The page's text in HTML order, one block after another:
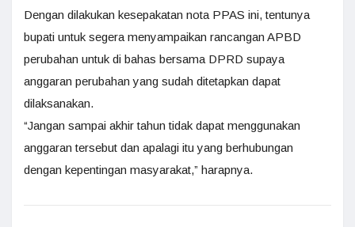
Dengan dilakukan kesepakatan nota PPAS ini, tentunya
bupati untuk segera menyampaikan rancangan APBD
perubahan untuk di bahas bersama DPRD supaya
anggaran perubahan yang sudah ditetapkan dapat
dilaksanakan.
“Jangan sampai akhir tahun tidak dapat menggunakan
anggaran tersebut dan apalagi itu yang berhubungan
dengan kepentingan masyarakat,” harapnya.